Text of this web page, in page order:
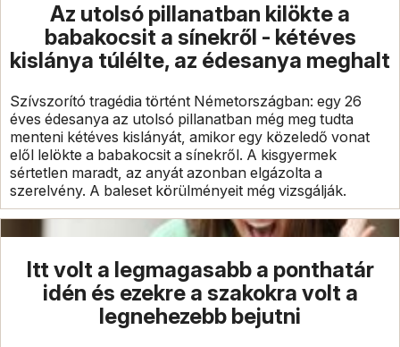
Az utolsó pillanatban kilökte a
babakocsit a sínekről - kétéves
kislánya túlélte, az édesanya meghalt
Szívszorító tragédia történt Németországban: egy 26
éves édesanya az utolsó pillanatban még meg tudta
menteni kétéves kislányát, amikor egy közeledő vonat
elől lelökte a babakocsit a sínekről. A kisgyermek
sértetlen maradt, az anyát azonban elgázolta a
szerelvény. A baleset körülményeit még vizsgálják.
Itt volt a legmagasabb a ponthatár
idén és ezekre a szakokra volt a
legnehezebb bejutni